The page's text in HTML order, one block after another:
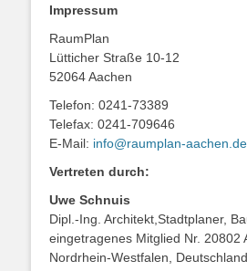
Impressum
RaumPlan
Lütticher Straße 10-12
52064 Aachen
Telefon: 0241-73389
Telefax: 0241-709646
E-Mail: info@raumplan-aachen.de
Vertreten durch:
Uwe Schnuis
Dipl.-Ing. Architekt,Stadtplaner,
eingetragenes Mitglied Nr. 20802
Nordrhein-Westfalen, Deutschland